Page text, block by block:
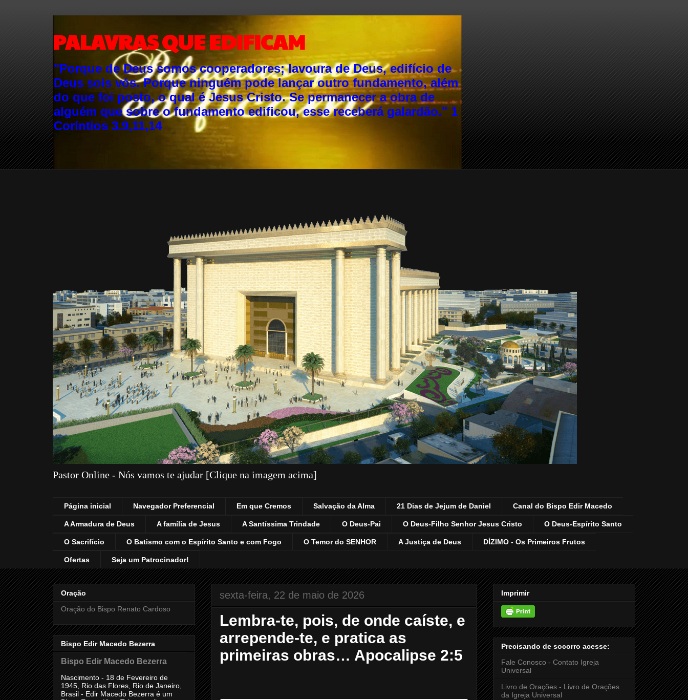
PALAVRAS QUE EDIFICAM
"Porque de Deus somos cooperadores; lavoura de Deus, edifício de
Deus sois vós. Porque ninguém pode lançar outro fundamento, além
do que foi posto, o qual é Jesus Cristo. Se permanecer a obra de
alguém que sobre o fundamento edificou, esse receberá galardão." 1
Coríntios 3.9,11,14
Pastor Online - Nós vamos te ajudar [Clique na imagem acima]
Página inicial Navegador Preferencial Em que Cremos Salvação da Alma 21 Dias de Jejum de Daniel Canal do Bispo Edir Macedo
A Armadura de Deus A família de Jesus A Santíssima Trindade O Deus-Pai O Deus-Filho Senhor Jesus Cristo O Deus-Espírito Santo
O Sacrifício O Batismo com o Espírito Santo e com Fogo O Temor do SENHOR A Justiça de Deus DÍZIMO - Os Primeiros Frutos
Ofertas Seja um Patrocinador!
sexta-feira, 22 de maio de 2026
Lembra-te, pois, de onde caíste, e
arrepende-te, e pratica as
primeiras obras… Apocalipse 2:5
Oração
Oração do Bispo Renato Cardoso
Bispo Edir Macedo Bezerra
Bispo Edir Macedo Bezerra
Nascimento - 18 de Fevereiro de
1945, Rio das Flores, Rio de Janeiro,
Brasil - Edir Macedo Bezerra é um
Imprimir
Precisando de socorro acesse:
Fale Conosco - Contato Igreja
Universal
Livro de Orações - Livro de Orações
da Igreja Universal